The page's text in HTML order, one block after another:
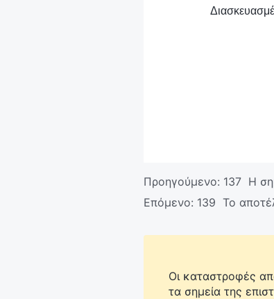
Προηγούμενο: 137 Η
Επόμενο: 139 Το
Οι καταστροφές
τα σημεία της